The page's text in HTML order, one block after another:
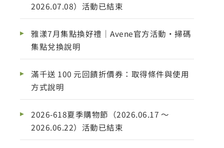
2026.07.08）活動已結束
雅漾7月集點換好禮｜Avene官方活動・掃碼
集點兌換說明
滿千送 100 元回饋折價券：取得條件與使用
方式說明
2026-618夏季購物節（2026.06.17 ～
2026.06.22）活動已結束